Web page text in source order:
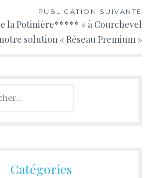
PUBLICATION SUIVANTE
la Potinière***** » à Courchevel
solution « Réseau Premium »
Catégories